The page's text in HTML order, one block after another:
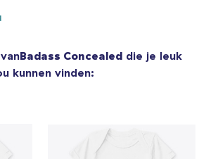
Badass Concealeddie je leuk
kunnen vinden: